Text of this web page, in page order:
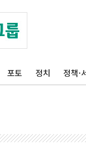
포토 정치 정책·